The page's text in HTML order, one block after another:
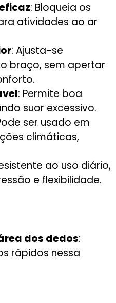
: Bloqueia os
atividades ao ar
: Ajusta-se
braço, sem apertar
: Permite boa
suor excessivo.
ser usado em
climáticas,
ao uso diário,
e flexibilidade.
dos dedos:
rápidos nessa